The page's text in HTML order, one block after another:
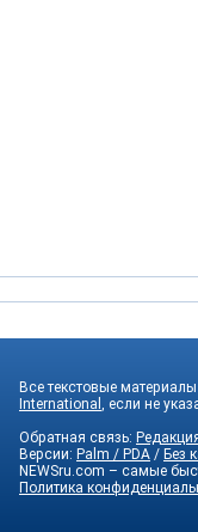
Все текстовые
International
, если не
Обратная связь:
Версии: Palm / PDA / Без
NEWSru.com – самые
Политика